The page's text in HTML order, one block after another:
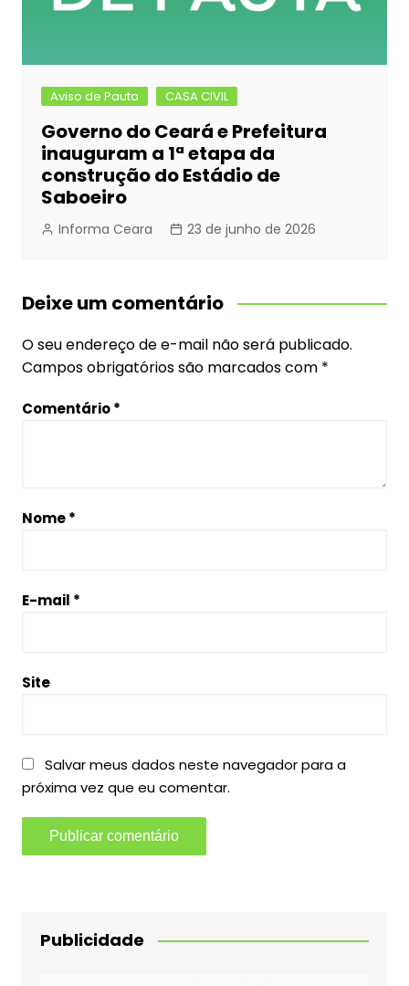
Aviso de Pauta CASA CIVIL
Governo do Ceará e Prefeitura
inauguram a 1ª etapa da
construção do Estádio de
Saboeiro
Informa Ceara 23 de junho de 2026
Deixe um comentário
O seu endereço de e-mail não será publicado.
Campos obrigatórios são marcados com *
Comentário*
Nome*
E-mail *
Site
Salvar meus dados neste navegador para a
próxima vez que eu comentar.
Publicidade